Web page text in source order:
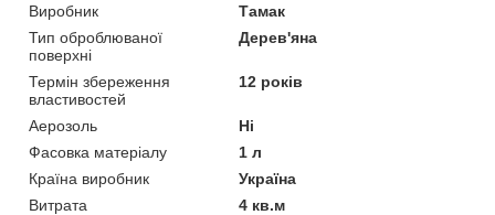
Виробник
Тамак
Тип оброблюваної
поверхні
Дерев'яна
Термін збереження
властивостей
12 років
Аерозоль
Ні
Фасовка матеріалу
1 л
Країна виробник
Україна
Витрата
4 кв.м